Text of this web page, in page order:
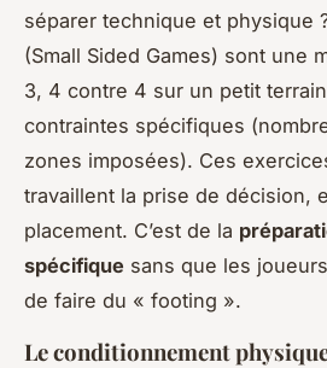
séparer technique et physique
(Small Sided Games) sont une
3, 4 contre 4 sur un petit
contraintes spécifiques
zones imposées). Ces
travaillent la prise de décision,
placement. C’est de la
spécifique sans que les
de faire du « footing ».
Le conditionnement